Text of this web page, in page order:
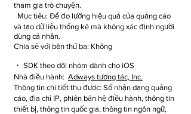
tham gia trò chuyện.
Mục tiêu: Để đo lường hiệu quả của quảng cáo
và tạo dữ liệu thống kê mà không xác định người
dùng cá nhân.
Chia sẻ với bên thứ ba: Không
・ SDK theo dõi nhóm dành cho iOS
Nhà điều hành: Adways tương tác, Inc.
Thông tin chi tiết thu được: Số nhận dạng quảng
cáo, địa chỉ IP, phiên bản hệ điều hành, thông tin
thiết bị, thông tin quốc gia, thông tin ngôn ngữ,